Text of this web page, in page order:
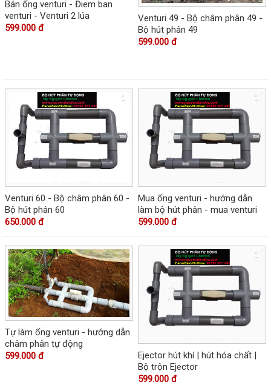
Bán ống venturi - Điem ban
venturi - Venturi 2 lúa
599.000 đ
Venturi 49 - Bộ châm phân 49 -
Bộ hút phân 49
599.000 đ
Venturi 60 - Bộ châm phân 60 -
Bộ hút phân 60
650.000 đ
Mua ống venturi - hướng dẫn
làm bộ hút phân - mua venturi
599.000 đ
Tự làm ống venturi - hướng dẫn
châm phân tự động
599.000 đ
Ejector hút khí | hút hóa chất |
Bộ trộn Ejector
599.000 đ